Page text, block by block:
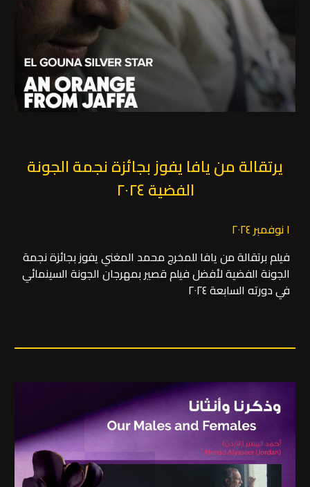
يرتقالة من يافا يفوز بجائزة نجمة الجونة
الفضية ٢٠٢٤
١ نوفمبر ٢٠٢٤
فيلم برتقالة من يافا للمخرج محمد المغني يفوز بجائزة نجمة
الجونة الفضية لأفضل فيلم قصير بمهرجان الجونة السينمائي
في دورته السابعة ٢٠٢٤